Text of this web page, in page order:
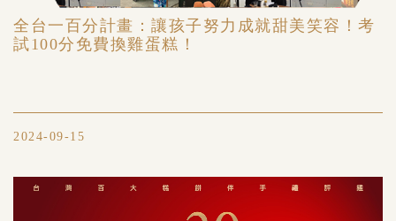
全台一百分計畫：讓孩子努力成就甜美笑容！考
試100分免費換雞蛋糕！
2024-09-15